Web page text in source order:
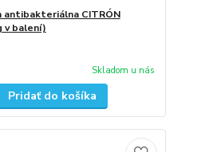
antibakteriálna CITRÓN
v balení)
Skladom u nás
Pridať do košíka